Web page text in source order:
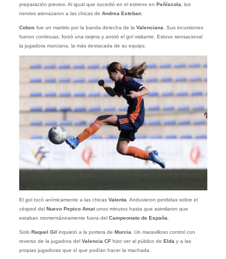
preparación previos. Al igual que sucedió en el estreno en Peñíscola, los
nervios atenazaron a las chicas de Andrea Esteban.
Cobos fue un martirio por la banda derecha de la Valenciana. Sus incursiones
fueron continuas, forzó una tarjeta y anotó el gol visitante. Estuvo sensacional
la jugadora murciana, la más destacada de su equipo.
El gol tocó anímicamente a las chicas Valenta . Anduvieron perdidas sobre el
césped del Nuevo Pepico Amatunos minutos hasta que asimilaron que
estaban momentáneamente fuera del Campeonato de España
Solo Raquel Gil inquietó a la portera de Murcia . Un maravilloso control con
reverso de la jugadora del Valencia CFhizo ver al público de Elda y a las
propias jugadoras que sí que podían hacer la machada.